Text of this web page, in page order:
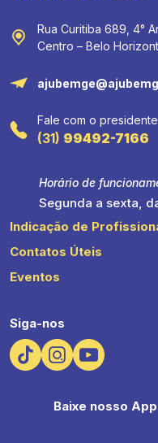
Rua Curitiba 689, 4°
Centro – Belo
Fale com o presidente
(31) 99492-7166
Horário de
Segunda a sexta,
Indicação de
Contatos Úteis
Eventos
Siga-nos
Baixe nosso App